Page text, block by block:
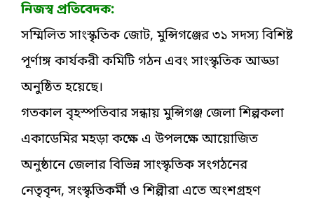
নিজস্ব প্রতিবেদক:
সম্মিলিত সাংস্কৃতিক জোট, মুন্সিগঞ্জের ৩১ সদস্য বিশিষ্ট
পূর্ণাঙ্গ কার্যকরী কমিটি গঠন এবং সাংস্কৃতিক আড্ডা
অনুষ্ঠিত হয়েছে।
গতকাল বৃহস্পতিবার সন্ধায় মুন্সিগঞ্জ জেলা শিল্পকলা
একাডেমির মহড়া কক্ষে এ উপলক্ষে আয়োজিত
অনুষ্ঠানে জেলার বিভিন্ন সাংস্কৃতিক সংগঠনের
নেতৃবৃন্দ, সংস্কৃতিকর্মী ও শিল্পীরা এতে অংশগ্রহণ